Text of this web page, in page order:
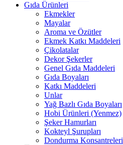
Gıda Ürünleri
Ekmekler
Mayalar
Aroma ve Özütler
Ekmek Katkı Maddeleri
Çikolatalar
Dekor Şekerler
Genel Gıda Maddeleri
Gıda Boyaları
Katkı Maddeleri
Unlar
Yağ Bazlı Gıda Boyaları
Hobi Ürünleri (Yenmez)
Şeker Hamurları
Kokteyl Şurupları
Dondurma Konsantreleri